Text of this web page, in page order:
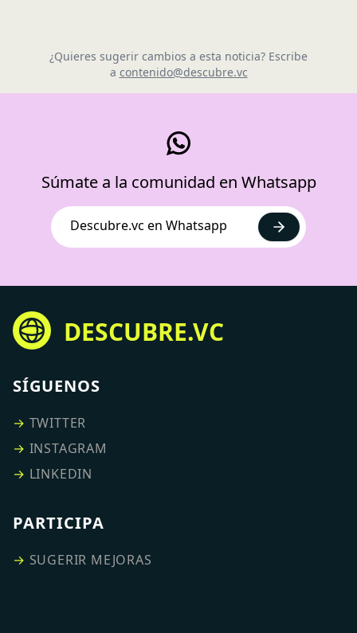
¿Quieres sugerir cambios a esta noticia? Escribe
a contenido@descubre.vc
Súmate a la comunidad en Whatsapp
Descubre.vc en Whatsapp
DESCUBRE.VC
SÍGUENOS
→ TWITTER
→ INSTAGRAM
→ LINKEDIN
PARTICIPA
→ SUGERIR MEJORAS